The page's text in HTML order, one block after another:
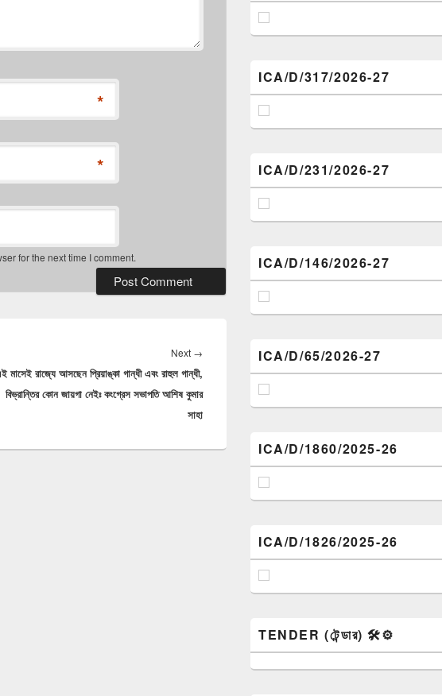
*
*
for the next time I comment.
Next →
মাসেই রাজ্যে আসছেন প্রিয়াঙ্কা গান্ধী এবং রাহুল গান্ধী,
বিভ্রান্তির কোন জায়গা নেইঃ কংগ্রেস সভাপতি আশিষ কুমার
সাহা
ICA/D/317/2026-27
ICA/D/231/2026-27
ICA/D/146/2026-27
ICA/D/65/2026-27
ICA/D/1860/2025-26
ICA/D/1826/2025-26
TENDER (টেন্ডার) 🛠️⚙️